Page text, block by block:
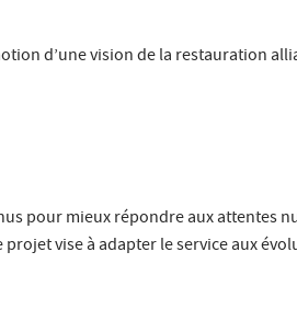
d’une vision de la restauration
pour mieux répondre aux attentes
vise à adapter le service aux